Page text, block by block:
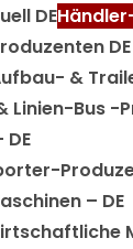
DE
DE
&
Linien-Bus -
DE
– DE